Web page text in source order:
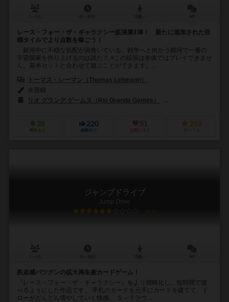
レース・フォー・ザ・ギャラクシー拡張第1弾！ 新たに追加された目
標タイルでより点数を稼ごう！
銀河中に不穏な気配が渦巻いている。戦争へと向かう銀河で一番の
宇宙国家を作り上げるのは誰だ？ ※この拡張は単体ではプレイできませ
ん。基本セットと合わせて遊ぶことができます。...
トーマス・レーマン（Thomas Lehmann）
リオ グランデ ゲームス（Rio Grande Games）
39
興味あり
220
経験あり
51
お気に入り
259
持ってる
ジャンプドライブ
Jump Drive
6.2
疾走感バツグンの拡大再生産カードゲーム！
『レース・フォー・ザ・ギャラクシー』をより簡略化し、短時間で遊
べるようにした作品です。 手札のカードを元手にカードを建てて、ド
ローがどんどん増やしていく快感。 ５～７ラウ...